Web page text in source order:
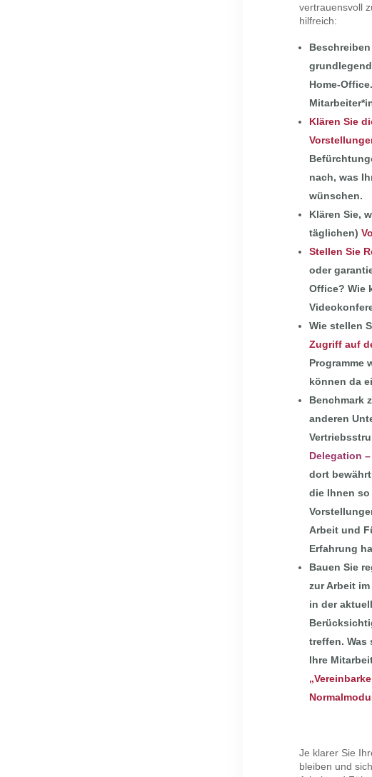
vertrauensvoll
hilfreich:
Home-
Klären Sie
nach, was
wünschen.
Klären Sie,
täglichen)
Stellen Sie
oder
Office? Wie
Wie stellen
Zugriff auf
Programme
können da
Benchmark
anderen
Delegation
dort
die Ihnen
Arbeit und
Erfahrung
Bauen Sie
zur Arbeit
in der
treffen. Was
Ihre
Je klarer Sie
bleiben und